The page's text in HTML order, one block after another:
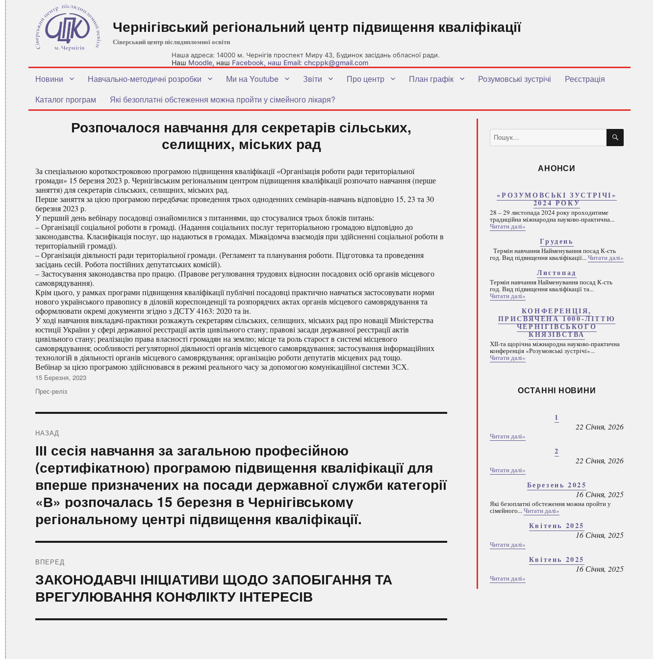
Наша адреса: 14000 м. Чернігів проспект Миру 43, Будинок засідань обласної ради.
Наш Moodle, наш Facebook, наш Email: chcppk@gmail.com
Чернігівський регіональний центр підвищення кваліфікації
Сіверський центр післядипломної освіти
Новини Навчально-методичні розробки Ми на Youtube Звіти Про центр План графік Розумовські зустрічі
Реєстрація
Каталог програм
Які безоплатні обстеження можна пройти у сімейного лікаря?
Розпочалося навчання для секретарів сільських,
селищних, міських рад
За спеціальною короткостроковою програмою підвищення кваліфікації «Організація роботи ради територіальної
громади» 15 березня 2023 р. Чернігівським регіональним центром підвищення кваліфікації розпочато навчання (перше
заняття) для секретарів сільських, селищних, міських рад.
Перше заняття за цією програмою передбачає проведення трьох одноденних семінарів-навчань відповідно 15, 23 та 30
березня 2023 р.
У перший день вебінару посадовці ознайомилися з питаннями, що стосувалися трьох блоків питань:
– Організації соціальної роботи в громаді. (Надання соціальних послуг територіальною громадою відповідно до
законодавства. Класифікація послуг, що надаються в громадах. Міжвідомча взаємодія при здійсненні соціальної роботи в
територіальній громаді).
– Організація діяльності ради територіальної громади. (Регламент та планування роботи. Підготовка та проведення
засідань сесій. Робота постійних депутатських комісій).
– Застосування законодавства про працю. (Правове регулювання трудових відносин посадових осіб органів місцевого
самоврядування).
Крім цього, у рамках програми підвищення кваліфікації публічні посадовці практично навчаться застосовувати норми
нового українського правопису в діловій кореспонденції та розпорядчих актах органів місцевого самоврядування та
оформлювати окремі документи згідно з ДСТУ 4163: 2020 та ін.
У ході навчання викладачі-практики розкажуть секретарям сільських, селищних, міських рад про новації Міністерства
юстиції України у сфері державної реєстрації актів цивільного стану; правові засади державної реєстрації актів
цивільного стану; реалізацію права власності громадян на землю; місце та роль старост в системі місцевого
самоврядування; особливості регуляторної діяльності органів місцевого самоврядування; застосування інформаційних
технологій в діяльності органів місцевого самоврядування; організацію роботи депутатів місцевих рад тощо.
Вебінар за цією програмою здійснювався в режимі реального часу за допомогою комунікаційної системи 3СХ.
Оприлюднено
15 Березня, 2023
Категорії
Прес-реліз
записів
НАЗАД
Попередній
запис:
ІІІ сесія навчання за загальною професійною
(сертифікатною) програмою підвищення кваліфікації для
вперше призначених на посади державної служби категорії
«В» розпочалась 15 березня в Чернігівському
регіональному центрі підвищення кваліфікації.
ВПЕРЕД
Наступний
запис:
ЗАКОНОДАВЧІ ІНІЦІАТИВИ ЩОДО ЗАПОБІГАННЯ ТА
ВРЕГУЛЮВАННЯ КОНФЛІКТУ ІНТЕРЕСІВ
Пошук
за
ШУКАТИ
АНОНСИ
«РОЗУМОВСЬКІ ЗУСТРІЧІ»
2024 РОКУ
28 – 29 листопада 2024 року проходитиме
традиційна міжнародна науково-практична...
Читати далі»
Грудень
Термін навчання Найменування посад К-сть
год. Вид підвищення кваліфікації...Читати далі»
Листопад
Термін навчання Найменування посад К-сть
год. Вид підвищення кваліфікації та...
Читати далі»
КОНФЕРЕНЦІЯ,
ПРИСВЯЧЕНА 1000-ЛІТТЮ
ЧЕРНІГІВСЬКОГО
КНЯЗІВСТВА
ХІІ-та щорічна міжнародна науково-практична
конференція «Розумовські зустрічі»...
Читати далі»
ОСТАННІ НОВИНИ
1
22 Січня, 2026
Читати далі»
2
22 Січня, 2026
Читати далі»
Березень 2025
16 Січня, 2025
Які безоплатні обстеження можна пройти у
сімейного...Читати далі»
Квітень 2025
16 Січня, 2025
Читати далі»
Квітень 2025
16 Січня, 2025
Читати далі»